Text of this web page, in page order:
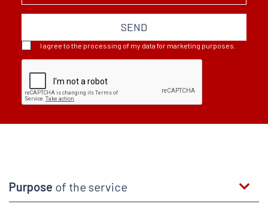
SEND
I agree to the processing of my data for marketing purposes.
Purpose of the service